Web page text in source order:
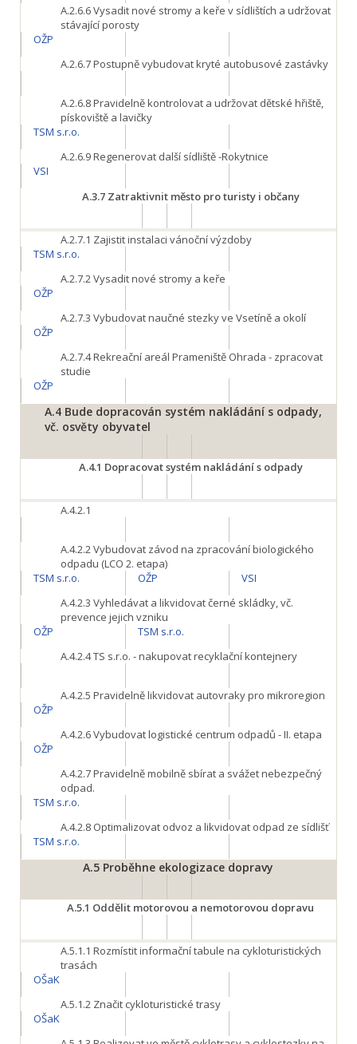
A.2.6.6Vysadit nové stromy a keře v sídlištích a udržovat
stávající porosty
OŽP
A.2.6.7Postupně vybudovat kryté autobusové zastávky
A.2.6.8Pravidelně kontrolovat a udržovat dětské hřiště,
pískoviště a lavičky
TSM s.r.o.
A.2.6.9Regenerovat další sídliště -Rokytnice
VSI
A.3.7Zatraktivnit město pro turisty i občany
A.2.7.1 Zajistit instalaci vánoční výzdoby
TSM s.r.o.
A.2.7.2Vysadit nové stromy a keře
OŽP
A.2.7.3 Vybudovat naučné stezky ve Vsetíně a okolí
OŽP
A.2.7.4Rekreační areál Prameniště Ohrada - zpracovat
studie
OŽP
A.4 Bude dopracován systém nakládání s odpady,
vč. osvěty obyvatel
A.4.1 Dopracovat systém nakládání s odpady
A.4.2.1
A.4.2.2Vybudovat závod na zpracování biologického
odpadu (LCO 2. etapa)
TSM s.r.o.
OŽP
VSI
A.4.2.3 Vyhledávat a likvidovat černé skládky, vč.
prevence jejich vzniku
OŽP
TSM s.r.o.
A.4.2.4TS s.r.o. - nakupovat recyklační kontejnery
A.4.2.5 Pravidelně likvidovat autovraky pro mikroregion
OŽP
A.4.2.6Vybudovat logistické centrum odpadů - II. etapa
OŽP
A.4.2.7Pravidelně mobilně sbírat a svážet nebezpečný
odpad.
TSM s.r.o.
A.4.2.8 Optimalizovat odvoz a likvidovat odpad ze sídlišť
TSM s.r.o.
A.5 Proběhne ekologizace dopravy
A.5.1 Oddělit motorovou a nemotorovou dopravu
A.5.1.1 Rozmístit informační tabule na cykloturistických
trasách
OŠaK
A.5.1.2 Značit cykloturistické trasy
OŠaK